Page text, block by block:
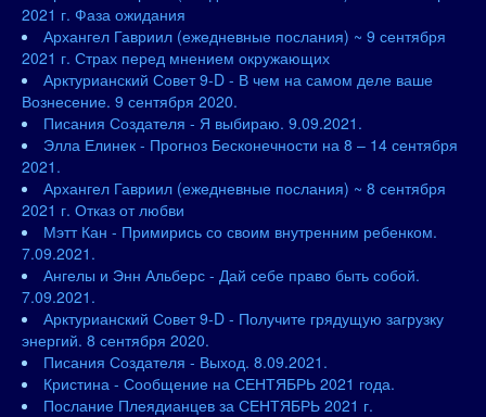
2021 г. Фаза ожидания
Архангел Гавриил (ежедневные послания) ~ 9 сентября
2021 г. Страх перед мнением окружающих
Арктурианский Совет 9-D - В чем на самом деле ваше
Вознесение. 9 сентября 2020.
Писания Создателя - Я выбираю. 9.09.2021.
Элла Елинек - Прогноз Бесконечности на 8 – 14 сентября
2021.
Архангел Гавриил (ежедневные послания) ~ 8 сентября
2021 г. Отказ от любви
Мэтт Кан - Примирись со своим внутренним ребенком.
7.09.2021.
Ангелы и Энн Альберс - Дай себе право быть собой.
7.09.2021.
Арктурианский Совет 9-D - Получите грядущую загрузку
энергий. 8 сентября 2020.
Писания Создателя - Выход. 8.09.2021.
Кристина - Сообщение на СЕНТЯБРЬ 2021 года.
Послание Плеядианцев за СЕНТЯБРЬ 2021 г.